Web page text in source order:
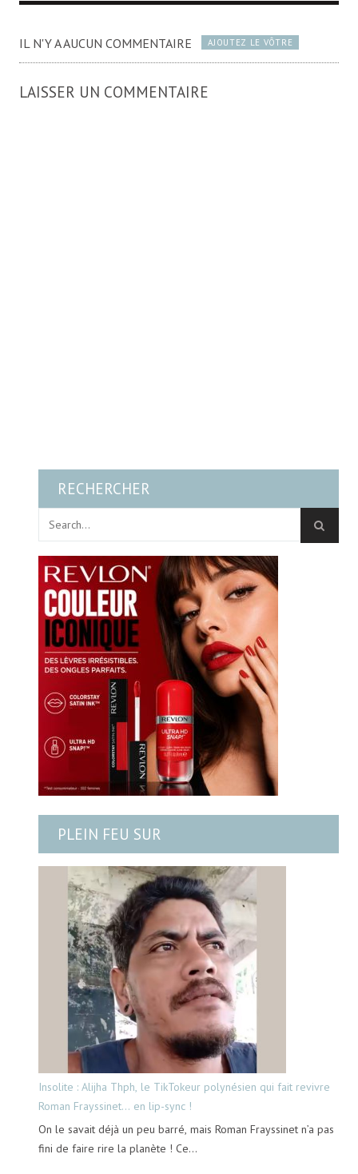
IL N'Y A AUCUN COMMENTAIRE AJOUTEZ LE VÔTRE
LAISSER UN COMMENTAIRE
RECHERCHER
PLEIN FEU SUR
Insolite : Alijha Thph, le TikTokeur polynésien qui fait revivre
Roman Frayssinet… en lip-sync !
On le savait déjà un peu barré, mais Roman Frayssinet n’a pas
fini de faire rire la planète ! Ce…